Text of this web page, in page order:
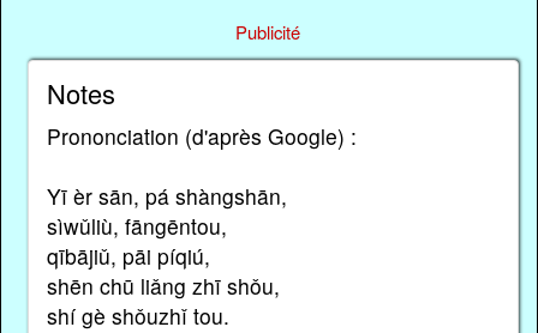
Publicité
Notes
Prononciation (d'après Google) :
Yī èr sān, pá shàngshān,
sìwǔliù, fāngēntou,
qībājiǔ, pāi píqiú,
shēn chū liǎng zhī shǒu,
shí gè shǒuzhǐ tou.